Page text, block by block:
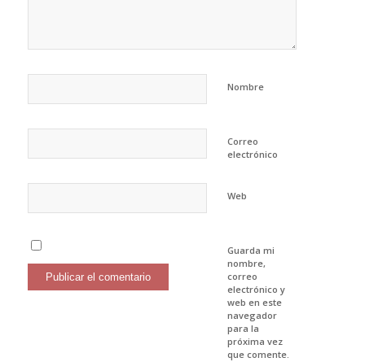
Nombre
Correo
electrónico
Web
Guarda mi
nombre,
correo
electrónico y
web en este
navegador
para la
próxima vez
que comente.